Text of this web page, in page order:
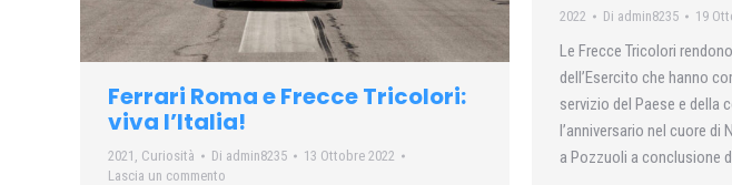
2022 Di admin8235 19
Le Frecce Tricolori
dell’Esercito che hanno
servizio del Paese e della
l’anniversario nel cuore di
a Pozzuoli a conclusione
Ferrari Roma e Frecce Tricolori:
viva l’Italia!
2021 Curiosità Di admin8235
13 Ottobre 2022
Lascia un commento